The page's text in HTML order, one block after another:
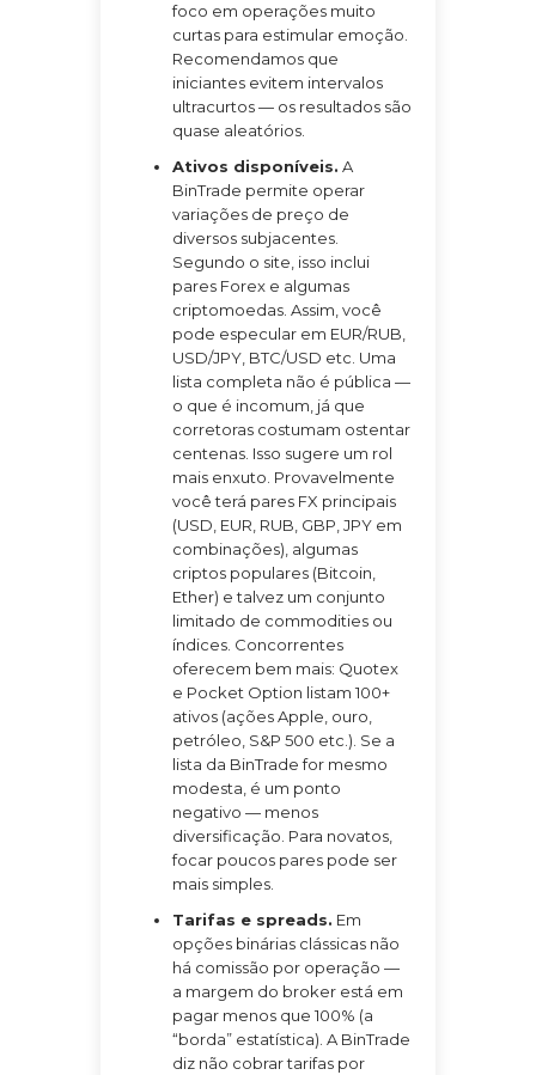
foco em operações muito
curtas para estimular emoção.
Recomendamos que
iniciantes evitem intervalos
ultracurtos — os resultados são
quase aleatórios.
Ativos disponíveis. A
BinTrade permite operar
variações de preço de
diversos subjacentes.
Segundo o site, isso inclui
pares Forex e algumas
criptomoedas. Assim, você
pode especular em EUR/RUB,
USD/JPY, BTC/USD etc. Uma
lista completa não é pública —
o que é incomum, já que
corretoras costumam ostentar
centenas. Isso sugere um rol
mais enxuto. Provavelmente
você terá pares FX principais
(USD, EUR, RUB, GBP, JPY em
combinações), algumas
criptos populares (Bitcoin,
Ether) e talvez um conjunto
limitado de commodities ou
índices. Concorrentes
oferecem bem mais: Quotex
e Pocket Option listam 100+
ativos (ações Apple, ouro,
petróleo, S&P 500 etc.). Se a
lista da BinTrade for mesmo
modesta, é um ponto
negativo — menos
diversificação. Para novatos,
focar poucos pares pode ser
mais simples.
Tarifas e spreads. Em
opções binárias clássicas não
há comissão por operação —
a margem do broker está em
pagar menos que 100% (a
“borda” estatística). A BinTrade
diz não cobrar tarifas por